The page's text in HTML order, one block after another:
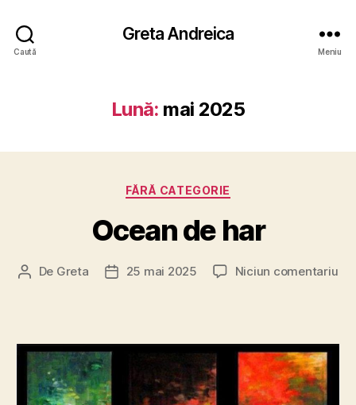
Caută
Greta Andreica
Meniu
Lună: mai 2025
Categorii
FĂRĂ CATEGORIE
Ocean de har
Autor
De Greta
Dată25 mai 2025 Niciun comentariula